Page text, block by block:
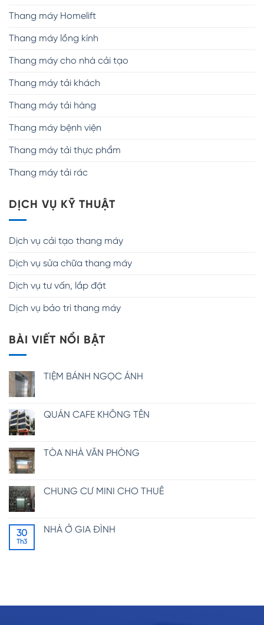
Thang máy Homelift
Thang máy lồng kính
Thang máy cho nhà cải tạo
Thang máy tải khách
Thang máy tải hàng
Thang máy bệnh viện
Thang máy tải thực phẩm
Thang máy tải rác
DỊCH VỤ KỸ THUẬT
Dịch vụ cải tạo thang máy
Dịch vụ sửa chữa thang máy
Dịch vụ tư vấn, lắp đặt
Dịch vụ bảo trì thang máy
BÀI VIẾT NỔI BẬT
TIỆM BÁNH NGỌC ÁNH
QUÁN CAFE KHÔNG TÊN
TÒA NHÀ VĂN PHÒNG
CHUNG CƯ MINI CHO THUÊ
30
Th3
NHÀ Ở GIA ĐÌNH